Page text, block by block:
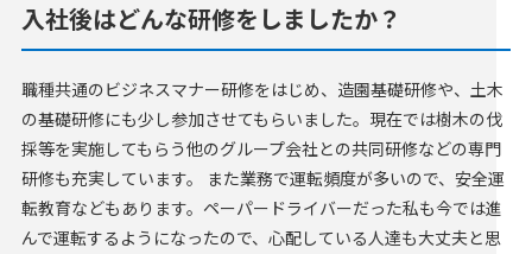
入社後はどんな研修をしましたか？
職種共通のビジネスマナー研修をはじめ、造園基礎研修や、土木
の基礎研修にも少し参加させてもらいました。現在では樹木の伐
採等を実施してもらう他のグループ会社との共同研修などの専門
研修も充実しています。 また業務で運転頻度が多いので、安全運
転教育などもあります。ペーパードライバーだった私も今では進
んで運転するようになったので、心配している人達も大丈夫と思